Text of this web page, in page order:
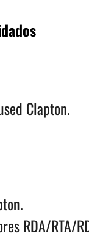
Clapton.
RDA/RTA/